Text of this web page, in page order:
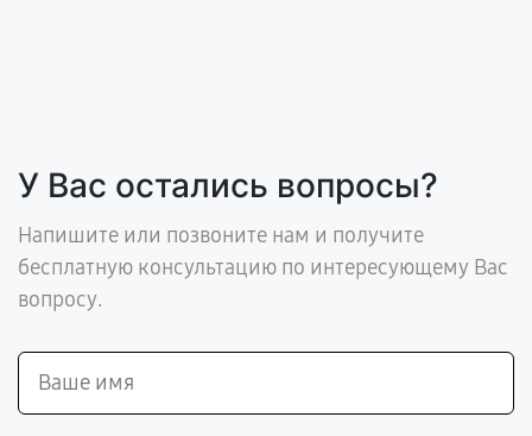
У Вас остались вопросы?
Напишите или позвоните нам и получите
бесплатную консультацию по интересующему Вас
вопросу.